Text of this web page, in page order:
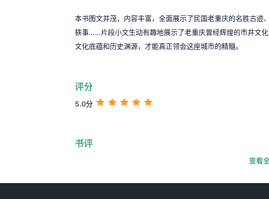
本书图文并茂，内容丰富，全面展示了民国老重庆的名胜古迹
轶事……片段小文生动有趣地展示了老重庆曾经辉煌的市井文
文化底蕴和历史渊源，才能真正领会这座城市的精髓。
评分
5.0分
书评
查看